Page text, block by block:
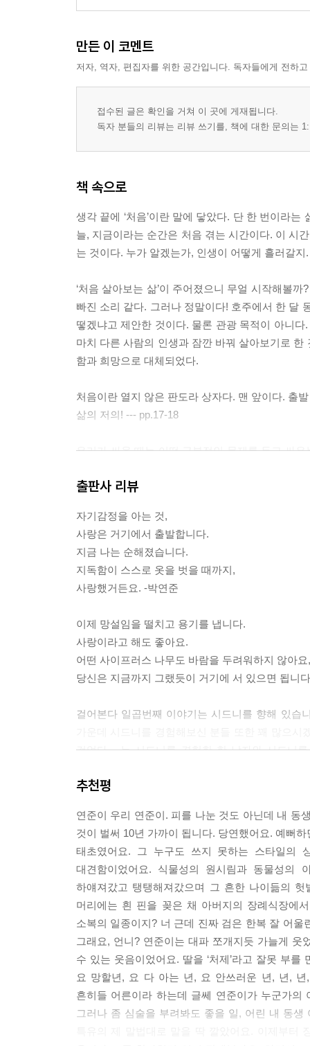
만든 이 코멘트
저자, 역자, 편집자를 위한 공간입니다. 독자들에게 전하
접수된 글은 확인을 거쳐 이 곳에 게재됩니다.
독자 분들의 리뷰는 리뷰 쓰기를, 책에 대한 문의는
책 속으로
생각 끝에 ‘처음’이란 말에 닿았다. 단 한 번이라
늘, 지금이라는 순간은 처음 겪는 시간이다. 이 시
는 것이다. 누가 알겠는가, 인생이 어떻게 흘러갈
‘처음 살아보는 삶’이 주어졌으니 무얼 시작해볼
빠진 소리 같다. 그러나 정말이다! 호주에서 한 달
떻겠냐고 제안한 것이다. 물론 관광 목적이 아니
마치 다른 사람의 인생과 잠깐 바꿔 살아보기로 한
함과 희망으로 대체되었다.
처음이란 열지 않은 판도라 상자다. 맨 앞이다. 출
삶의 저의! --- pp.17-18
우리가 싸울 때는 어떤 근본적인 문제를 두고 싸
지 않겠습니까? 이런 식이다. 그러므로 연인 간의
뿐이다. --- p.46
대개 사랑은 콩깍지가 씐 상태라고 하는데, 나는
이 좋은 것이다. 모든 단점들을 상쇄시키는 것, 이
물으면 쉽게 대답할 말이 떠오르지 않는다. 단순
있는데도 그 사람이 좋은 것. 비논리적이고 납득
줄 수 있다느니, 심지어 (내 친구 중에 있는데) 그
말의 반대편에 있는 게 사랑이니까. 사랑을 어떻
시드니에 와서 나는 날마다 걷고, 걷고, 또 걸었
대체 낯선 곳에서 처음 살아보는 삶이란 무엇인가
새벽에 낯선 온도, 낯선 소리들, 낯선 분위기 속에
의미를 빚어내는가. 오직 느림으로만 채워진 삶,
는 삶은 우리 존재를 낯선 환경 속에 밀어넣고 새
우리는 저마다 시간이라는 배를 타고 바다로 나
시간을 살았다면 서울 서교동으로 돌아가서는
방을 꾸린다. 내일 아침, 서울로 돌아간다. 동트기
40분에 이륙한다. 새벽 2시, 짐을 챙기면서, 안녕,
--- p.221
출판사 리뷰
자기감정을 아는 것,
사랑은 거기에서 출발합니다.
지금 나는 순해졌습니다.
지독함이 스스로 옷을 벗을 때까지,
사랑했거든요. -박연준
이제 망설임을 떨치고 용기를 냅니다.
사랑이라고 해도 좋아요.
어떤 사이프러스 나무도 바람을 두려워하지 않아요,
당신은 지금까지 그랬듯이 거기에 서 있으면 됩니
걸어본다 일곱번째 이야기는 시드니를 향해 있
걸었다』는 시드니를 경험한 한 남자와 시드니
됩니다. 연애와 결혼의 차이는 아마도 그 ‘살이’에
내놓기에 이르렀습니다.
말하자면 『우리는 서로 조심하라고 말하며 걸
소박한 잔치의 두 주인공을 이쯤에서 소개해보
시인입니다. 많이들 놀라셨겠죠. 아니면 그런가보
기실 저는 그 전자와 후자 사이에서 팽팽하게 요
언니로 평생을 살아주겠노라 약속을 했던 사이였
만들어주었던 참이었습니다. 죽음 직전에 정신
공생을 제가 감히 알 것 같다고 잘난 척을 하며
돈독함이 컸어요. 글에 대해서라면 재능이 뛰어
오래도록 숨겨왔던 시인. 그런 박연준 시인이
말하지 않았습니다. 힌트는 한 가지, 나이가 좀 많
추천평
연준이 우리 연준이. 피를 나눈 것도 아닌데 내 동
것이 벌써 10년 가까이 됩니다. 당연했어요. 예뻐
태초였어요. 그 누구도 쓰지 못하는 스타일의
대견함이었어요. 식물성의 원시림과 동물성
하얘져갔고 탱탱해져갔으며 그 흔한 나이듦의
머리에는 흰 핀을 꽂은 채 아버지의 장례식장에
소복의 일종이지? 너 근데 진짜 검은 한복 잘 어
그래요, 언니? 연준이는 대파 쪼개지듯 가늘게
수 있는 웃음이었어요. 딸을 ‘처제’라고 잘못 부
요 망할년, 요 다 아는 년, 요 안쓰러운 년, 년, 년
흔히들 어른이라 하는데 글쎄 연준이가 누군가
그러나 좀 심술을 부려봐도 좋을 일, 어린 내 동